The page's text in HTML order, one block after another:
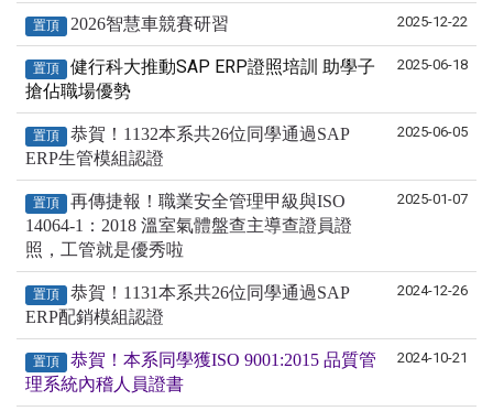
置頂 2026智慧車競賽研習 2025-12-22
置頂
健行科大推動SAP ERP證照培訓 助學子
搶佔職場優勢
2025-06-18
置頂
恭賀！1132本系共26位同學通過SAP
ERP生管模組認證
2025-06-05
置頂
再傳捷報！職業安全管理甲級與ISO
14064-1：2018 溫室氣體盤查主導查證員證
照，工管就是優秀啦
2025-01-07
置頂
恭賀！1131本系共26位同學通過SAP
ERP配銷模組認證
2024-12-26
置頂
恭賀！本系同學獲ISO 9001:2015 品質管
理系統內稽人員證書
2024-10-21